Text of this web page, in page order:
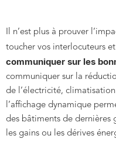
Il n’est plus à prouver
toucher vos interlocuteurs et
communiquer sur les
communiquer sur la
de l’électricité,
l’affichage dynamique
des bâtiments de dernières
les gains ou les dérives